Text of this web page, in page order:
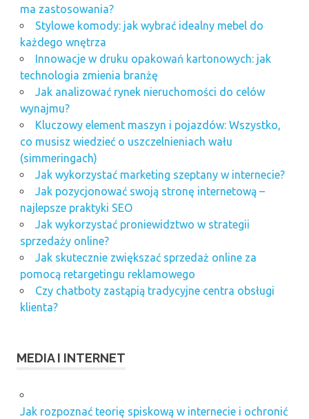
ma zastosowania?
Stylowe komody: jak wybrać idealny mebel do
każdego wnętrza
Innowacje w druku opakowań kartonowych: jak
technologia zmienia branżę
Jak analizować rynek nieruchomości do celów
wynajmu?
Kluczowy element maszyn i pojazdów: Wszystko,
co musisz wiedzieć o uszczelnieniach wału
(simmeringach)
Jak wykorzystać marketing szeptany w internecie?
Jak pozycjonować swoją stronę internetową –
najlepsze praktyki SEO
Jak wykorzystać proniewidztwo w strategii
sprzedaży online?
Jak skutecznie zwiększać sprzedaż online za
pomocą retargetingu reklamowego
Czy chatboty zastąpią tradycyjne centra obsługi
klienta?
MEDIA I INTERNET
Jak rozpoznać teorię spiskową w internecie i ochronić